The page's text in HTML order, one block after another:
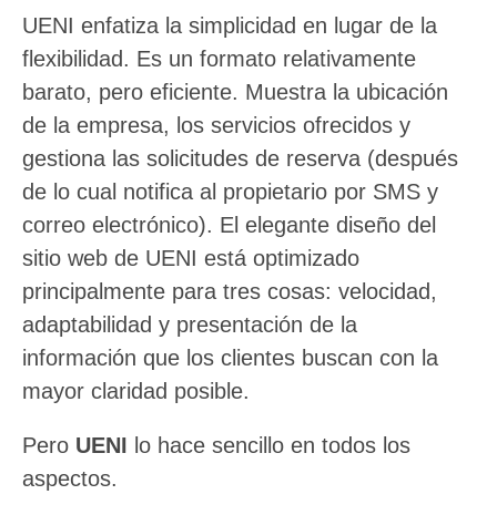
UENI enfatiza la simplicidad en lugar de la
flexibilidad. Es un formato relativamente
barato, pero eficiente. Muestra la ubicación
de la empresa, los servicios ofrecidos y
gestiona las solicitudes de reserva (después
de lo cual notifica al propietario por SMS y
correo electrónico). El elegante diseño del
sitio web de UENI está optimizado
principalmente para tres cosas: velocidad,
adaptabilidad y presentación de la
información que los clientes buscan con la
mayor claridad posible.
Pero UENI lo hace sencillo en todos los
aspectos.